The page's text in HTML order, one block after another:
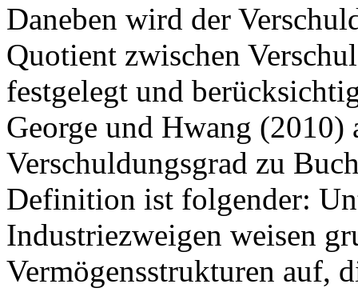
Daneben wird der
Quotient zwischen
festgelegt und
George und Hwang (2010)
Verschuldungsgrad zu
Definition ist folgender:
Industriezweigen weisen
Vermögensstrukturen auf,